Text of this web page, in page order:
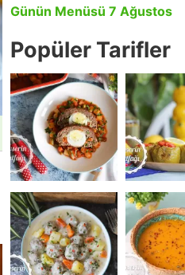
Günün Menüsü 7 Ağustos
Popüler Tarifler